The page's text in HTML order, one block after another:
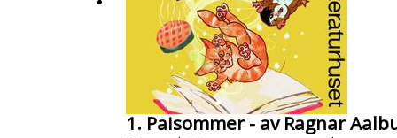
1. Paisommer - av Ragnar